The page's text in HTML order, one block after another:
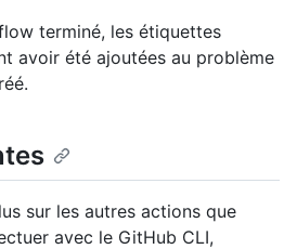
terminé, les étiquettes
avoir été ajoutées au problème
sur les autres actions que
avec le GitHub CLI,